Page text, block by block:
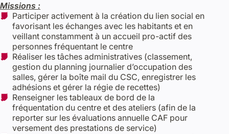
Missions :
Participer activement à la création du lien social en
favorisant les échanges avec les habitants et en
veillant constamment à un accueil pro-actif des
personnes fréquentant le centre
Réaliser les tâches administratives (classement,
gestion du planning journalier d’occupation des
salles, gérer la boîte mail du CSC, enregistrer les
adhésions et gérer la régie de recettes)
Renseigner les tableaux de bord de la
fréquentation du centre et des ateliers (afin de la
reporter sur les évaluations annuelle CAF pour
versement des prestations de service)